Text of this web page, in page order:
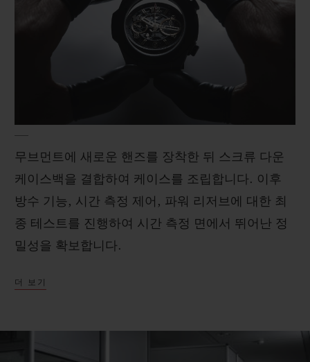
무브먼트에 새로운 핸즈를 장착한 뒤 스크류 다운
케이스백을 결합하여 케이스를 조립합니다. 이후
방수 기능, 시간 측정 제어, 파워 리저브에 대한 최
종 테스트를 진행하여 시간 측정 면에서 뛰어난 정
밀성을 확보합니다.
더 보기